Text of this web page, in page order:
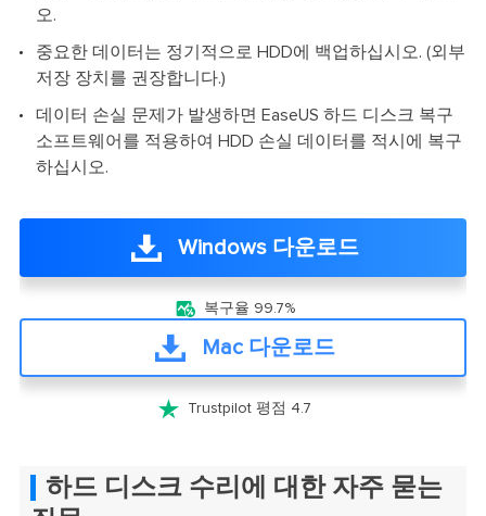
오.
중요한 데이터는 정기적으로 HDD에 백업하십시오. (외부
저장 장치를 권장합니다.)
데이터 손실 문제가 발생하면 EaseUS 하드 디스크 복구
소프트웨어를 적용하여 HDD 손실 데이터를 적시에 복구
하십시오.
Windows 다운로드
 복구율 99.7%
Mac 다운로드
 Trustpilot 평점 4.7
하드 디스크 수리에 대한 자주 묻는